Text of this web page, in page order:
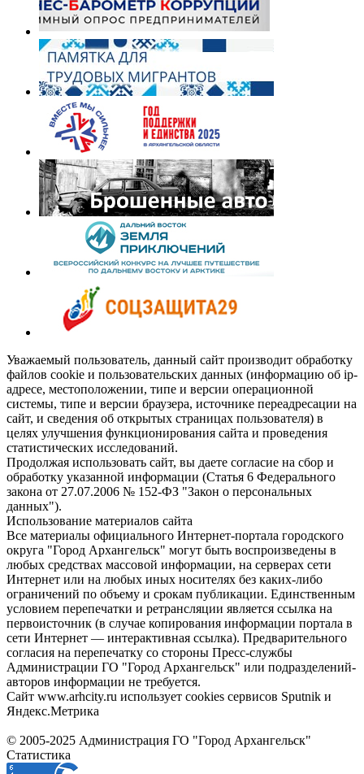
Уважаемый пользователь, данный сайт производит обработку
файлов cookie и пользовательских данных (информацию об ip-
адресе, местоположении, типе и версии операционной
системы, типе и версии браузера, источнике переадресации на
сайт, и сведения об открытых страницах пользователя) в
целях улучшения функционирования сайта и проведения
статистических исследований.
Продолжая использовать сайт, вы даете согласие на сбор и
обработку указанной информации (Статья 6 Федерального
закона от 27.07.2006 № 152-ФЗ "Закон о персональных
данных").
Использование материалов сайта
Все материалы официального Интернет-портала городского
округа "Город Архангельск" могут быть воспроизведены в
любых средствах массовой информации, на серверах сети
Интернет или на любых иных носителях без каких-либо
ограничений по объему и срокам публикации. Единственным
условием перепечатки и ретрансляции является ссылка на
первоисточник (в случае копирования информации портала в
сети Интернет — интерактивная ссылка). Предварительного
согласия на перепечатку со стороны Пресс-службы
Администрации ГО "Город Архангельск" или подразделений-
авторов информации не требуется.
Сайт www.arhcity.ru использует cookies сервисов Sputnik и
Яндекс.Метрика
© 2005-2025 Администрация ГО "Город Архангельск"
Статистика